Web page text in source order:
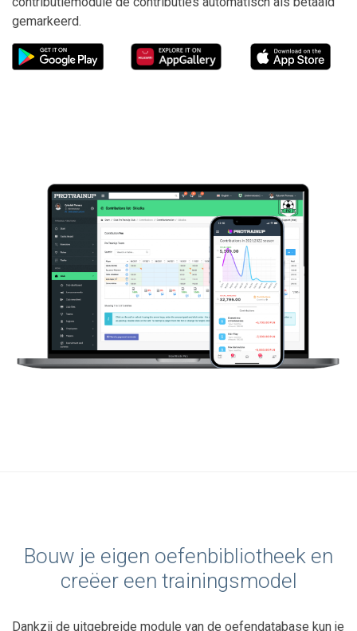
gemarkeerd.
Bouw je eigen oefenbibliotheek en
creëer een trainingsmodel
Dankzij de uitgebreide module van de oefendatabase kun je